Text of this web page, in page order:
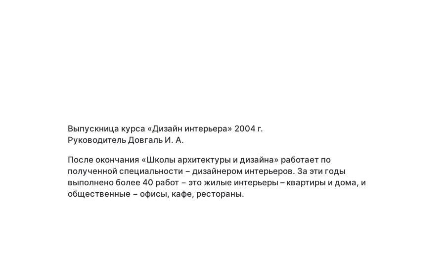
Выпускница курса «Дизайн интерьера» 2004 г.
Руководитель Довгаль И. А.
После окончания «Школы архитектуры и дизайна» работает по
полученной специальности − дизайнером интерьеров. За эти годы
выполнено более 40 работ − это жилые интерьеры – квартиры и дома, и
общественные − офисы, кафе, рестораны.